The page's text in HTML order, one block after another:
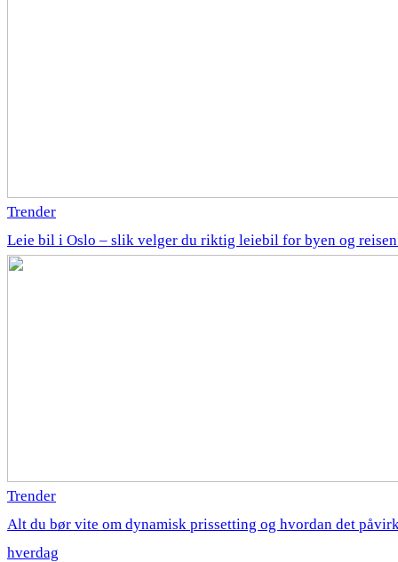
Trender
Leie bil i Oslo – slik velger du riktig leiebil for byen og
Trender
Alt du bør vite om dynamisk prissetting og hvordan det
hverdag